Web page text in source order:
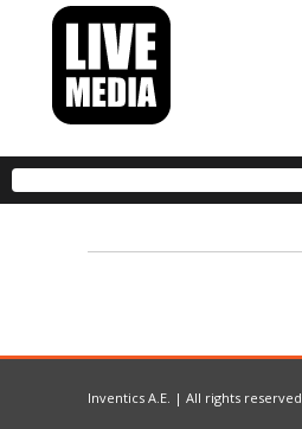
Inventics A.E. | All rights reserved